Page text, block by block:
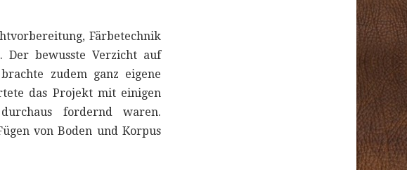
Färbetechnik
Der bewusste Verzicht auf
zudem ganz eigene
das Projekt mit einigen
fordernd waren.
von Boden und Korpus